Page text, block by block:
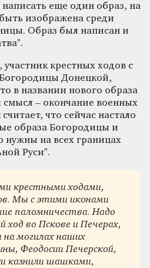
еще один образ, на
изображена среди
Образ был написан и
крестных ходов с
Донецкой,
в названии нового образа
– окончание военных
что сейчас настало
образа Богородицы и
нужны на всех границах
Руси".
крестными ходами,
Мы с этими иконами
паломничества. Надо
ход во Пскове и Печерах,
могилах наших
Феодосии Печерской,
казнили шашками,